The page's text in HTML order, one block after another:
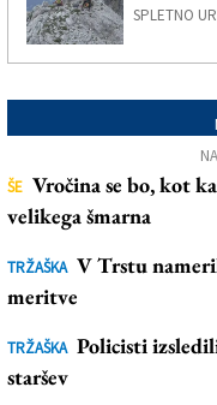
SPLETNO
ŠE Vročina se bo, kot
velikega šmarna
TRŽAŠKA V Trstu
meritve
TRŽAŠKA Policisti
staršev